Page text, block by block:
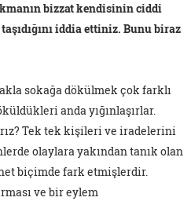
bizzat kendisinin ciddi
iddia ettiniz. Bunu biraz
sokağa dökülmek çok farklı
anda yığınlaşırlar.
Tek tek kişileri ve iradelerini
olaylara yakından tanık olan
biçimde fark etmişlerdir.
ve bir eylem